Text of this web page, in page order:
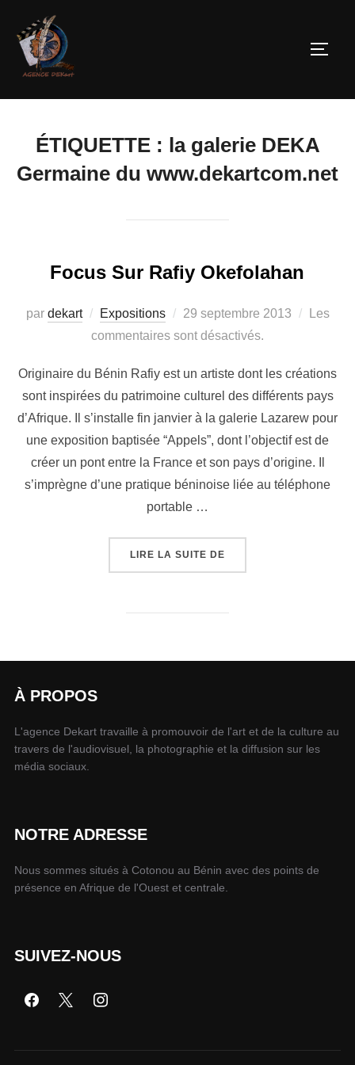
ÉTIQUETTE : la galerie DEKA
Germaine du www.dekartcom.net
Focus Sur Rafiy Okefolahan
par dekart Expositions 29 septembre 2013
Les
commentaires sont désactivés.
Originaire du Bénin Rafiy est un artiste dont les créations
sont inspirées du patrimoine culturel des différents pays
d’Afrique. Il s’installe fin janvier à la galerie Lazarew pour
une exposition baptisée “Appels”, dont l’objectif est de
créer un pont entre la France et son pays d’origine. Il
s’imprègne d’une pratique béninoise liée au téléphone
portable …
LIRE LA SUITE DE
À PROPOS
L'agence Dekart travaille à promouvoir de l'art et de la culture au
travers de l'audiovisuel, la photographie et la diffusion sur les
média sociaux.
NOTRE ADRESSE
Nous sommes situés à Cotonou au Bénin avec des points de
présence en Afrique de l'Ouest et centrale.
SUIVEZ-NOUS